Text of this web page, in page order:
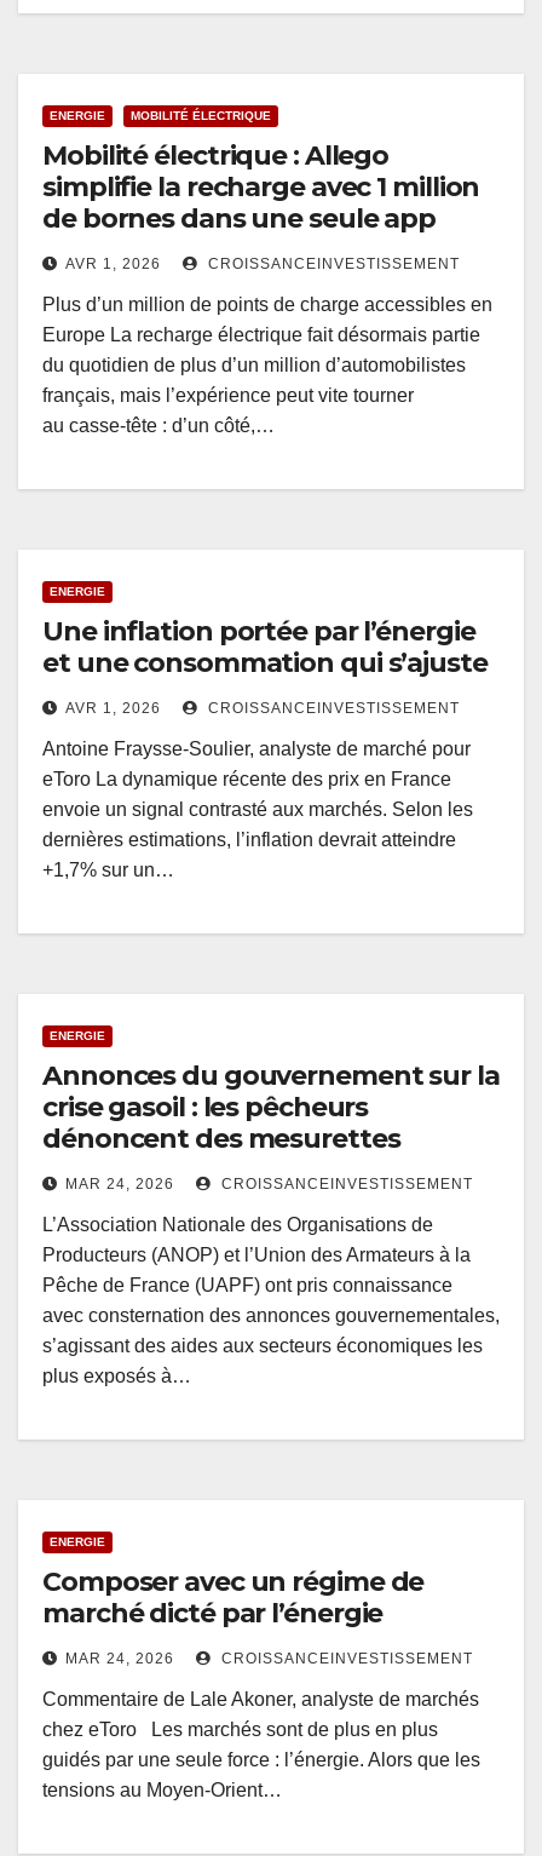
ENERGIE MOBILITÉ ÉLECTRIQUE
Mobilité électrique : Allego
simplifie la recharge avec 1 million
de bornes dans une seule app
AVR 1, 2026 CROISSANCEINVESTISSEMENT
Plus d’un million de points de charge accessibles en
Europe La recharge électrique fait désormais partie
du quotidien de plus d’un million d’automobilistes
français, mais l’expérience peut vite tourner
au casse-tête : d’un côté,…
ENERGIE
Une inflation portée par l’énergie
et une consommation qui s’ajuste
AVR 1, 2026 CROISSANCEINVESTISSEMENT
Antoine Fraysse-Soulier, analyste de marché pour
eToro La dynamique récente des prix en France
envoie un signal contrasté aux marchés. Selon les
dernières estimations, l’inflation devrait atteindre
+1,7% sur un…
ENERGIE
Annonces du gouvernement sur la
crise gasoil : les pêcheurs
dénoncent des mesurettes
MAR 24, 2026 CROISSANCEINVESTISSEMENT
L’Association Nationale des Organisations de
Producteurs (ANOP) et l’Union des Armateurs à la
Pêche de France (UAPF) ont pris connaissance
avec consternation des annonces gouvernementales,
s’agissant des aides aux secteurs économiques les
plus exposés à…
ENERGIE
Composer avec un régime de
marché dicté par l’énergie
MAR 24, 2026 CROISSANCEINVESTISSEMENT
Commentaire de Lale Akoner, analyste de marchés
chez eToro Les marchés sont de plus en plus
guidés par une seule force : l’énergie. Alors que les
tensions au Moyen-Orient…